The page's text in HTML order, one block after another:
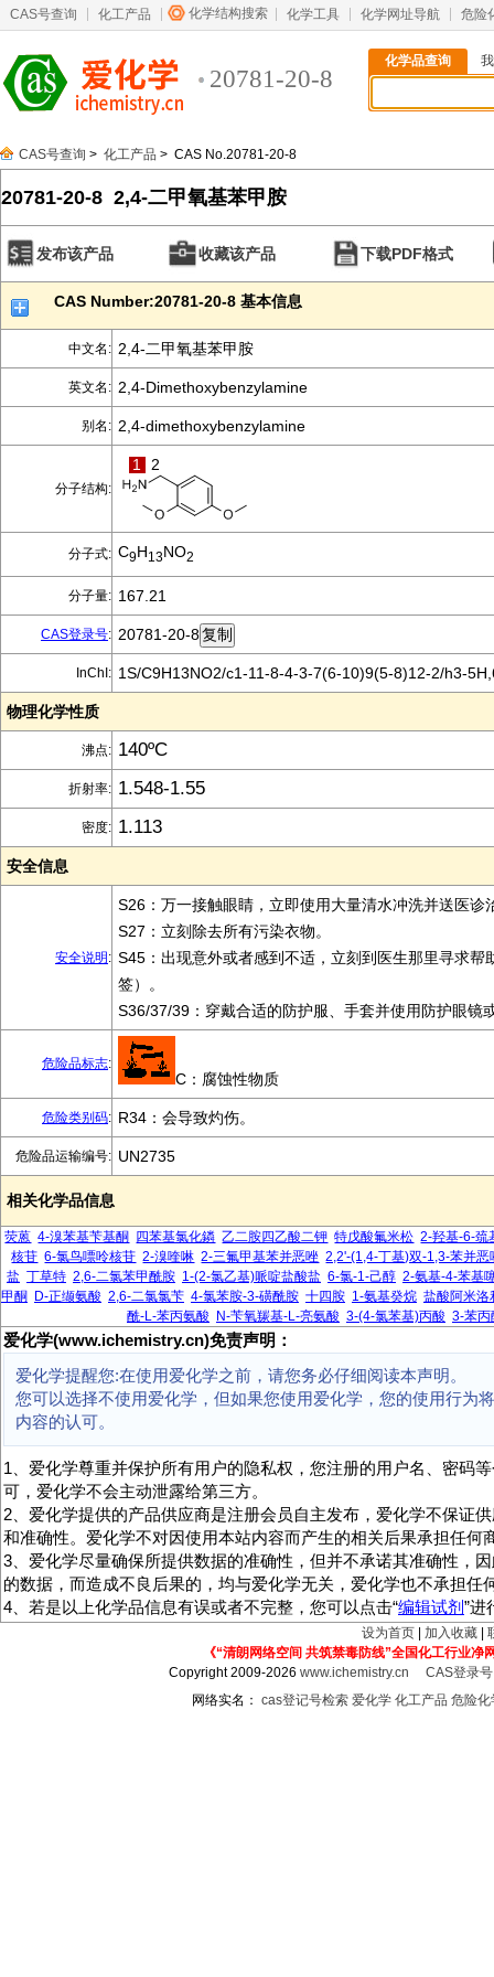
CAS号查询 化工产品 化学结构搜索 化学工具 化学网址导航 危险
20781-20-8
化学品查询
CAS号查询 > 化工产品 > CAS No.20781-20-8
20781-20-8 2,4-二甲氧基苯甲胺
发布该产品 收藏该产品 下载PDF格式
CAS Number:20781-20-8 基本信息
中文名: 2,4-二甲氧基苯甲胺
英文名: 2,4-Dimethoxybenzylamine
别名: 2,4-dimethoxybenzylamine
分子结构:
1 2
分子式: C9H13NO2
分子量: 167.21
CAS登录号: 20781-20-8
InChI: 1S/C9H13NO2/c1-11-8-4-3-7(6-10)9(5-8)12-2/h3-
物理化学性质
沸点: 140ºC
折射率: 1.548-1.55
密度: 1.113
安全信息
安全说明 :
S26：万一接触眼睛，立即使用大量清水冲洗并送医诊
S27：立刻除去所有污染衣物。
S45：出现意外或者感到不适，立刻到医生那里寻求帮
签）。
S36/37/39：穿戴合适的防护服、手套并使用防护眼镜
危险品标志:
C：腐蚀性物质
危险类别码: R34：会导致灼伤。
危险品运输编号: UN2735
相关化学品信息
荧蒽 4-溴苯基苄基酮 四苯基氯化鏻 乙二胺四乙酸二钾 特戊酸氟米松 2-羟基-6-巯
核苷 6-氯鸟嘌呤核苷 2-溴喹啉 2-三氟甲基苯并恶唑 2,2'-(1,4-丁基)双-1,3-苯并恶
盐 丁草特 2,6-二氯苯甲酰胺 1-(2-氯乙基)哌啶盐酸盐 6-氯-1-己醇 2-氨基-4-苯基
甲酮
D-正缬氨酸 2,6-二氯氯苄 4-氯苯胺-3-磺酰胺 十四胺 1-氨基癸烷 盐酸阿米洛
酰-L-苯丙氨酸
N-苄氧羰基-L-亮氨酸 3-(4-氯苯基)丙酸 3-苯丙
爱化学(www.ichemistry.cn)免责声明：
爱化学提醒您:在使用爱化学之前，请您务必仔细阅读本声明。
您可以选择不使用爱化学，但如果您使用爱化学，您的使用行为
内容的认可。
1、爱化学尊重并保护所有用户的隐私权，您注册的用户名、密码
可，爱化学不会主动泄露给第三方。
2、爱化学提供的产品供应商是注册会员自主发布，爱化学不保证
和准确性。爱化学不对因使用本站内容而产生的相关后果承担任何
3、爱化学尽量确保所提供数据的准确性，但并不承诺其准确性，
的数据，而造成不良后果的，均与爱化学无关，爱化学也不承担任
4、若是以上化学品信息有误或者不完整，您可以点击“编辑试剂”进
设为首页 加入收藏
《“清朗网络空间 共筑禁毒防线”全国化工行业净
Copyright 2009-2026www.ichemistry.cn
CAS登录
网络实名： cas登记号检索 爱化学 化工产品 危险化